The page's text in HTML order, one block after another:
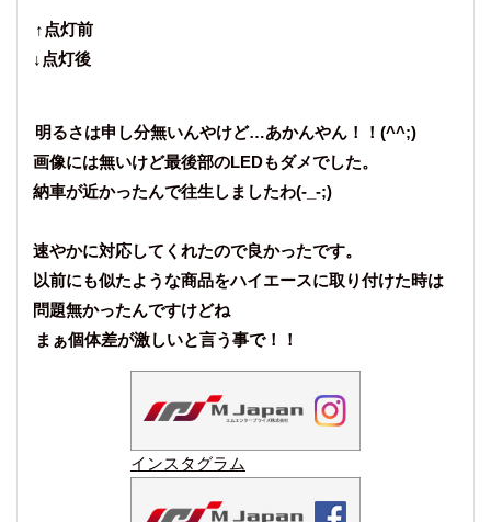
↑点灯前
↓点灯後
明るさは申し分無いんやけど…あかんやん！！(^^;)
画像には無いけど最後部のLEDもダメでした。
納車が近かったんで往生しましたわ(-_-;)
速やかに対応してくれたので良かったです。
以前にも似たような商品をハイエースに取り付けた時は
問題無かったんですけどね
まぁ個体差が激しいと言う事で！！
インスタグラム